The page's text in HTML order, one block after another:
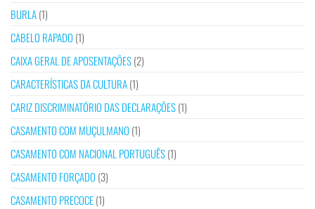
BURLA(1)
CABELO RAPADO (1)
CAIXA GERAL DE APOSENTAÇÕES(2)
CARACTERÍSTICAS DA CULTURA(1)
CARIZ DISCRIMINATÓRIO DAS DECLARAÇÕES(1)
CASAMENTO COM MUÇULMANO (1)
CASAMENTO COM NACIONAL PORTUGUÊS(1)
CASAMENTO FORÇADO (3)
CASAMENTO PRECOCE(1)